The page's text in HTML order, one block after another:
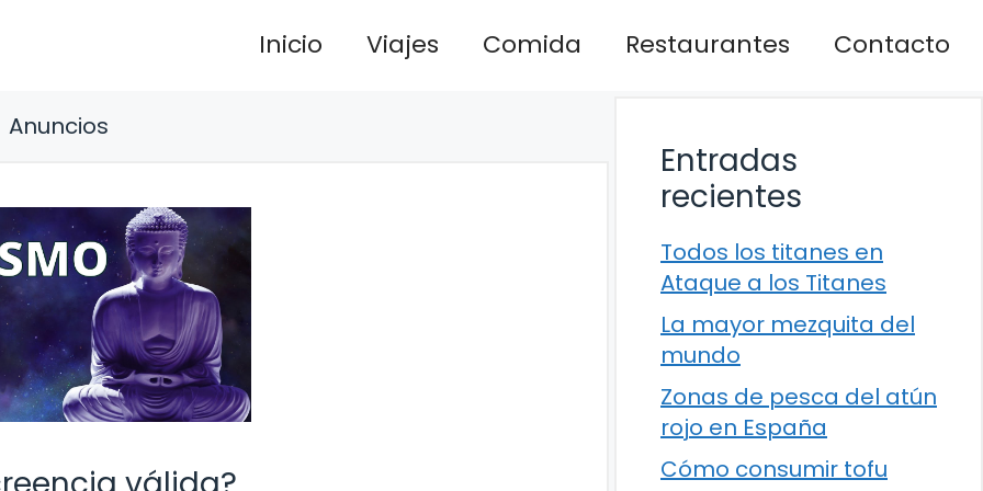
Inicio Viajes Comida Restaurantes Contacto
Anuncios
Entradas
recientes
Todos los titanes en
Ataque a los Titanes
La mayor mezquita del
mundo
Zonas de pesca del atún
rojo en España
Cómo consumir tofu